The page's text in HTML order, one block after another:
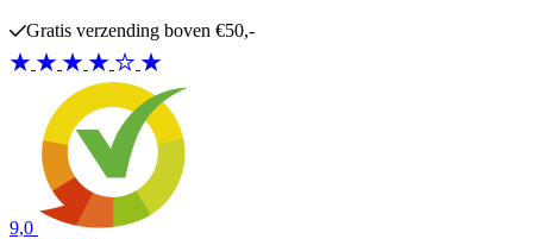
Gratis verzending boven €50,-
9,0